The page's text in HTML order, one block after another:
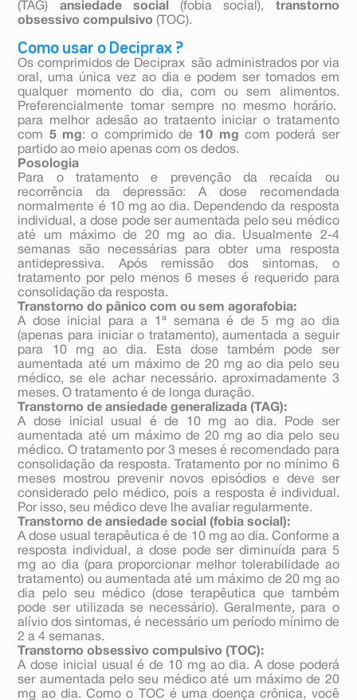
(TAG) ansiedade social (fobia social), transtorno
obsessivo compulsivo (TOC).
Como usar o Deciprax ?
Os comprimidos de Deciprax são administrados por via
oral, uma única vez ao dia e podem ser tomados em
qualquer momento do dia, com ou sem alimentos.
Preferencialmente tomar sempre no mesmo horário.
para melhor adesão ao trataento iniciar o tratamento
com 5 mg: o comprimido de 10 mg com poderá ser
partido ao meio apenas com os dedos.
Posologia
Para o tratamento e prevenção da recaída ou
recorrência da depressão: A dose recomendada
normalmente é 10 mg ao dia. Dependendo da resposta
individual, a dose pode ser aumentada pelo seu médico
até um máximo de 20 mg ao dia. Usualmente 2-4
semanas são necessárias para obter uma resposta
antidepressiva. Após remissão dos sintomas, o
tratamento por pelo menos 6 meses é requerido para
consolidação da resposta.
Transtorno do pânico com ou sem agorafobia:
A dose inicial para a 1ª semana é de 5 mg ao dia
(apenas para iniciar o tratamento), aumentada a seguir
para 10 mg ao dia. Esta dose também pode ser
aumentada até um máximo de 20 mg ao dia pelo seu
médico, se ele achar necessário. aproximadamente 3
meses. O tratamento é de longa duração.
Transtorno de ansiedade generalizada (TAG):
A dose inicial usual é de 10 mg ao dia. Pode ser
aumentada até um máximo de 20 mg ao dia pelo seu
médico. O tratamento por 3 meses é recomendado para
consolidação da resposta. Tratamento por no mínimo 6
meses mostrou prevenir novos episódios e deve ser
considerado pelo médico, pois a resposta é individual.
Por isso, seu médico deve lhe avaliar regularmente.
Transtorno de ansiedade social (fobia social):
A dose usual terapêutica é de 10 mg ao dia. Conforme a
resposta individual, a dose pode ser diminuída para 5
mg ao dia (para proporcionar melhor tolerabilidade ao
tratamento) ou aumentada até um máximo de 20 mg ao
dia pelo seu médico (dose terapêutica que também
pode ser utilizada se necessário). Geralmente, para o
alívio dos sintomas, é necessário um período mínimo de
2 a 4 semanas.
Transtorno obsessivo compulsivo (TOC):
A dose inicial usual é de 10 mg ao dia. A dose poderá
ser aumentada pelo seu médico até um máximo de 20
mg ao dia. Como o TOC é uma doença crônica, você